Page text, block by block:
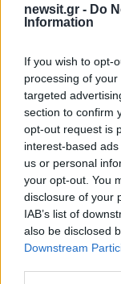
newsit.gr - Do
Information
If you wish to opt-
processing of
targeted
section to confirm
opt-out request is
interest-based
us or personal
your opt-out. You
disclosure of your
IAB’s list of
also be disclosed
Downstream
Αν τα χάσατε